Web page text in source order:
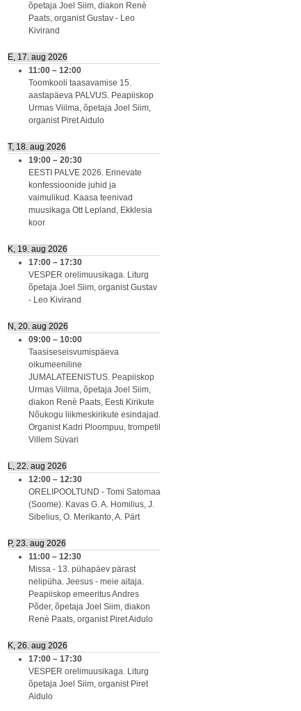
õpetaja Joel Siim, diakon Renè
Paats, organist Gustav - Leo
Kivirand
E, 17. aug 2026
11:00 – 12:00
Toomkooli taasavamise 15.
aastapäeva PALVUS. Peapiiskop
Urmas Viilma, õpetaja Joel Siim,
organist Piret Aidulo
T, 18. aug 2026
19:00 – 20:30
EESTI PALVE 2026. Erinevate
konfessioonide juhid ja
vaimulikud. Kaasa teenivad
muusikaga Ott Lepland, Ekklesia
koor
K, 19. aug 2026
17:00 – 17:30
VESPER orelimuusikaga. Liturg
õpetaja Joel Siim, organist Gustav
- Leo Kivirand
N, 20. aug 2026
09:00 – 10:00
Taasiseseisvumispäeva
oikumeeniline
JUMALATEENISTUS. Peapiiskop
Urmas Viilma, õpetaja Joel Siim,
diakon Renè Paats, Eesti Kirikute
Nõukogu liikmeskirikute esindajad.
Organist Kadri Ploompuu, trompetil
Villem Süvari
L, 22. aug 2026
12:00 – 12:30
ORELIPOOLTUND - Tomi Satomaa
(Soome). Kavas G. A. Homilius, J.
Sibelius, O. Merikanto, A. Pärt
P, 23. aug 2026
11:00 – 12:30
Missa - 13. pühapäev pärast
nelipüha. Jeesus - meie aitaja.
Peapiiskop emeeritus Andres
Põder, õpetaja Joel Siim, diakon
Renè Paats, organist Piret Aidulo
K, 26. aug 2026
17:00 – 17:30
VESPER orelimuusikaga. Liturg
õpetaja Joel Siim, organist Piret
Aidulo